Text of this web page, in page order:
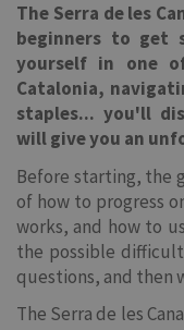
The Serra de les
beginners to get
yourself in one
Catalonia,
staples... you'll
will give you an
Before starting, the
of how to progress
works, and how to
the possible
questions, and then
The Serra de les